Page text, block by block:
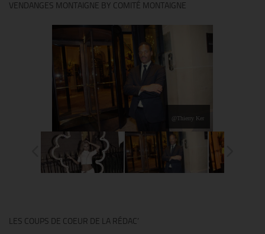
VENDANGES MONTAIGNE BY COMITÉ MONTAIGNE
@Thierry Ker
LES COUPS DE COEUR DE LA RÉDAC’